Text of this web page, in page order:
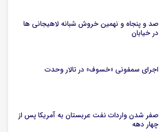
صد و پنجاه و نهمین خروش شبانه لاهیجانی ها
در خیابان
اجرای سمفونی «خسوف» در تالار وحدت
صفر شدن واردات نفت عربستان به آمریکا پس از
چهار دهه